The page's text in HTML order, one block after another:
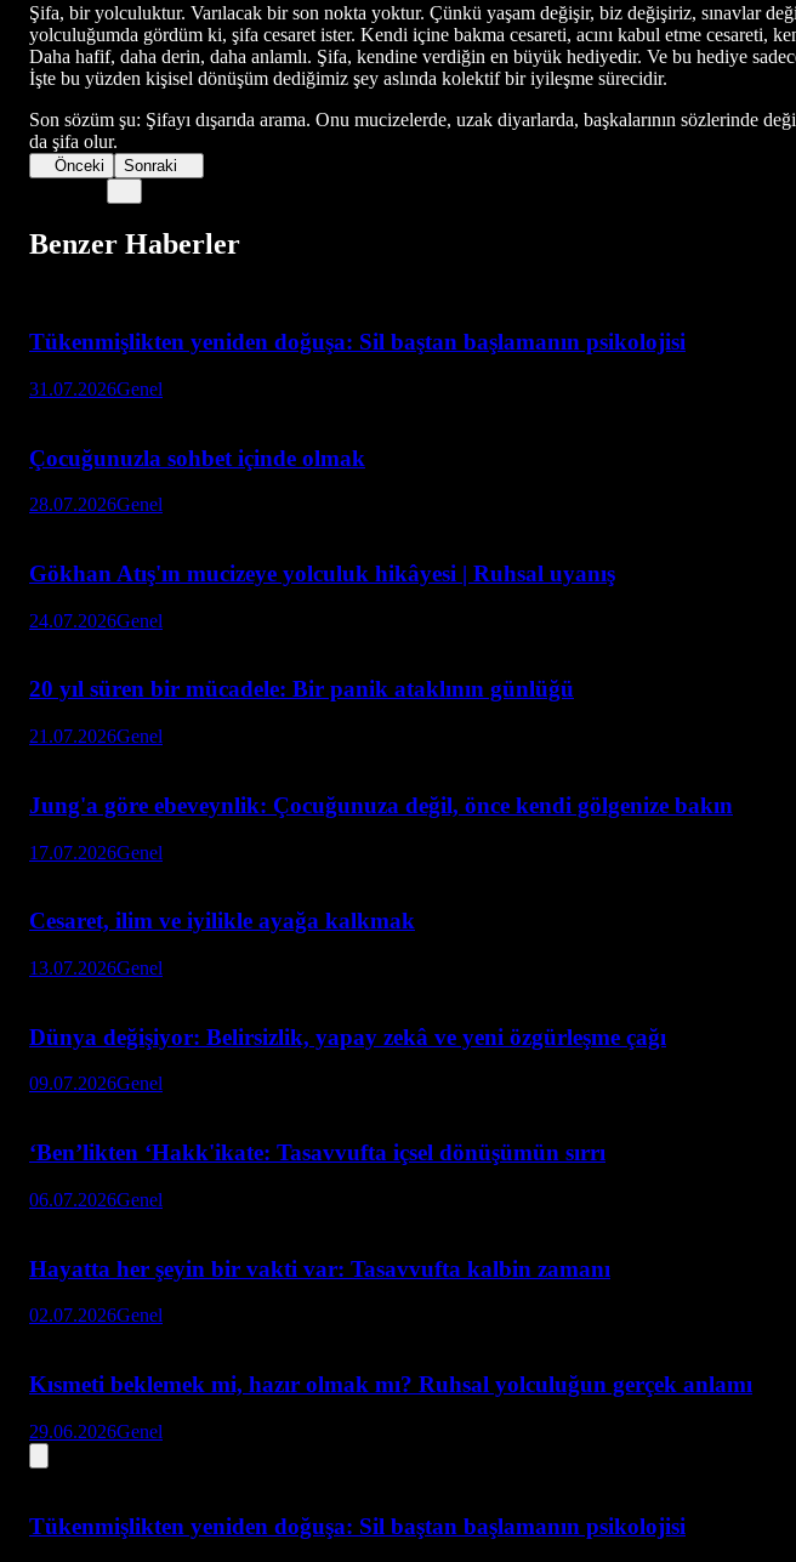
Şifa, bir yolculuktur. Varılacak bir son nokta yoktur. Çünkü yaşam değişir, biz değişiriz, sınavlar
yolculuğumda gördüm ki, şifa cesaret ister. Kendi içine bakma cesareti, acını kabul etme cesareti,
Daha hafif, daha derin, daha anlamlı. Şifa, kendine verdiğin en büyük hediyedir. Ve bu hediye
İşte bu yüzden kişisel dönüşüm dediğimiz şey aslında kolektif bir iyileşme sürecidir.
Son sözüm şu: Şifayı dışarıda arama. Onu mucizelerde, uzak diyarlarda, başkalarının sözlerinde
da şifa olur.
Önceki Sonraki
Benzer Haberler
Tükenmişlikten yeniden doğuşa: Sil baştan başlamanın psikolojisi
31.07.2026Genel
Çocuğunuzla sohbet içinde olmak
28.07.2026Genel
Gökhan Atış'ın mucizeye yolculuk hikâyesi | Ruhsal uyanış
24.07.2026Genel
20 yıl süren bir mücadele: Bir panik ataklının günlüğü
21.07.2026Genel
Jung'a göre ebeveynlik: Çocuğunuza değil, önce kendi gölgenize bakın
17.07.2026Genel
Cesaret, ilim ve iyilikle ayağa kalkmak
13.07.2026Genel
Dünya değişiyor: Belirsizlik, yapay zekâ ve yeni özgürleşme çağı
09.07.2026Genel
‘Ben’likten ‘Hakk'ikate: Tasavvufta içsel dönüşümün sırrı
06.07.2026Genel
Hayatta her şeyin bir vakti var: Tasavvufta kalbin zamanı
02.07.2026Genel
Kısmeti beklemek mi, hazır olmak mı? Ruhsal yolculuğun gerçek anlamı
29.06.2026Genel
Tükenmişlikten yeniden doğuşa: Sil baştan başlamanın psikolojisi